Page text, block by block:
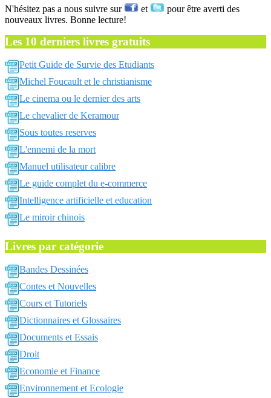
N'hésitez pas a nous suivre sur et
pour être averti des
nouveaux livres. Bonne lecture!
Les 10 derniers livres gratuits
Petit Guide de Survie des Etudiants
Michel Foucault et le christianisme
Le cinema ou le dernier des arts
Le chevalier de Keramour
Sous toutes reserves
L'ennemi de la mort
Manuel utilisateur calibre
Le guide complet du e-commerce
Intelligence artificielle et education
Le miroir chinois
Livres par catégorie
Bandes Dessinées
Contes et Nouvelles
Cours et Tutoriels
Dictionnaires et Glossaires
Documents et Essais
Droit
Economie et Finance
Environnement et Ecologie